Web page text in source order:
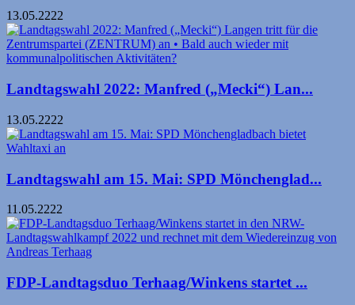
13.05.2222
Landtagswahl 2022: Manfred („Mecki“) Lan...
13.05.2222
Landtagswahl am 15. Mai: SPD Mönchenglad...
11.05.2222
FDP-Landtagsduo Terhaag/Winkens startet ...